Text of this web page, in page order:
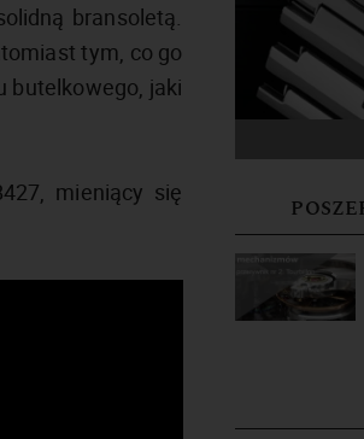
bransoletą.
tym, co go
butelkowego, jaki
mieniący się